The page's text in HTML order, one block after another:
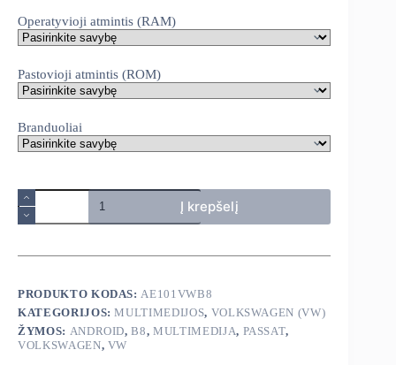
Operatyvioji atmintis (RAM)
Pastovioji atmintis (ROM)
Branduoliai
produkto
kiekis:
Volkswagen
B8
android
multimedija
Į krepšelį
PRODUKTO KODAS: AE101VWB8
KATEGORIJOS:MULTIMEDIJOS, VOLKSWAGEN (VW)
ŽYMOS: ANDROID,B8,MULTIMEDIJA, PASSAT,
VOLKSWAGEN, VW